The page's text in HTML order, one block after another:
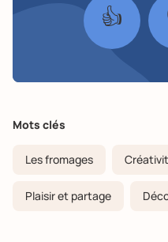
👍
Mots clés
Les fromages
Plaisir et partage